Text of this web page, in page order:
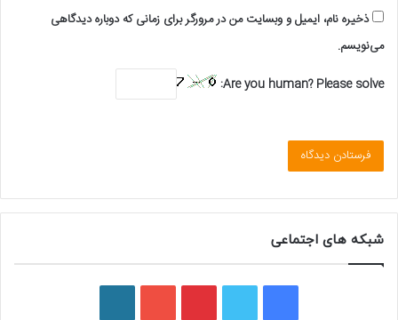
ذخیره نام، ایمیل و وبسایت من در مرورگر برای زمانی که دوباره دیدگاهی
می‌نویسم.
Are you human? Please solve:
شبکه های اجتماعی